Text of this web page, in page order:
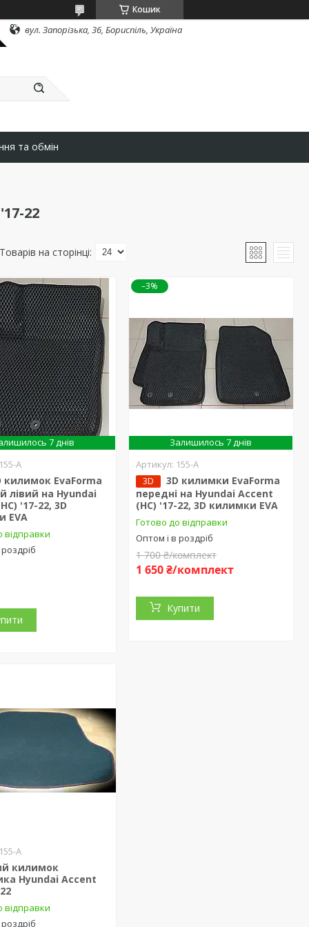
Кошик
вул. Запорізька, 36, Бориспіль, Україна
та обмін
22
7 днів
155-А
килимок EvaForma
лівий на Hyundai
'17-22, 3D
EVA
відправки
–3%
Залишилось 7 днів
155-А
3D
3D килимки EvaForma
передні на Hyundai Accent
(HC) '17-22, 3D килимки EVA
Готово до відправки
Оптом і в роздріб
1 700 ₴/комплект
1 650 ₴/комплект
Купити
155-А
килимок
Hyundai Accent
відправки